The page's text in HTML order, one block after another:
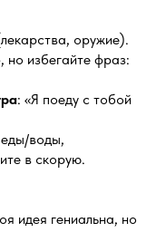
оружие).
, но избегайте фраз:
: «Я поеду с тобой
воды,
в скорую.
идея гениальна, но